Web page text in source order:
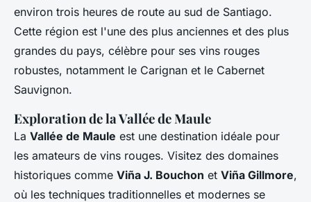
environ trois heures de route au sud de Santiago.
Cette région est l'une des plus anciennes et des plus
grandes du pays, célèbre pour ses vins rouges
robustes, notamment le Carignan et le Cabernet
Sauvignon.
Exploration de la Vallée de Maule
La Vallée de Maule est une destination idéale pour
les amateurs de vins rouges. Visitez des domaines
historiques comme Viña J. Bouchon et Viña Gillmore,
où les techniques traditionnelles et modernes se